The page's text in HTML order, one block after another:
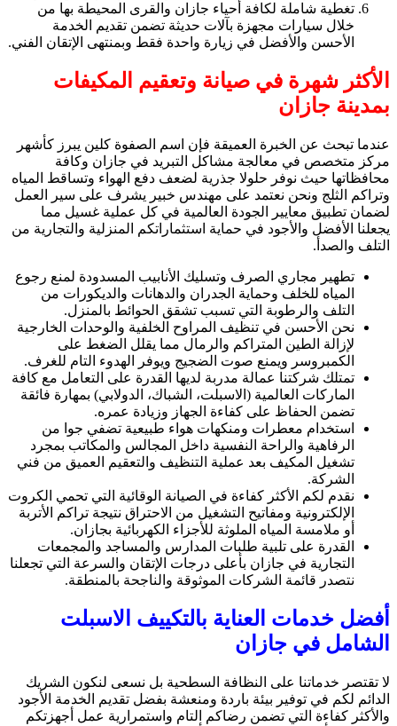
تغطية شاملة لكافة أحياء جازان والقرى المحيطة بها من
خلال سيارات مجهزة بآلات حديثة تضمن تقديم الخدمة
الأحسن والأفضل في زيارة واحدة فقط وبمنتهى الإتقان الفني.
الأكثر شهرة في صيانة وتعقيم المكيفات
بمدينة جازان
عندما تبحث عن الخبرة العميقة فإن اسم الصفوة كلين يبرز كأشهر
مركز متخصص في معالجة مشاكل التبريد في جازان وكافة
محافظاتها حيث نوفر حلولا جذرية لضعف دفع الهواء وتساقط المياه
وتراكم الثلج ونحن نعتمد على مهندس خبير يشرف على سير العمل
لضمان تطبيق معايير الجودة العالمية في كل عملية غسيل مما
يجعلنا الأفضل والأجود في حماية استثماراتكم المنزلية والتجارية من
التلف والصدأ.
تطهير مجاري الصرف وتسليك الأنابيب المسدودة لمنع رجوع
المياه للخلف وحماية الجدران والدهانات والديكورات من
التلف والرطوبة التي تسبب تشقق الحوائط بالمنزل.
نحن الأحسن في تنظيف المراوح الخلفية والوحدات الخارجية
لإزالة الطين المتراكم والرمال مما يقلل الضغط على
الكمبروسر ويمنع صوت الضجيج ويوفر الهدوء التام للغرف.
تمتلك شركتنا عمالة مدربة لديها القدرة على التعامل مع كافة
الماركات العالمية (الاسبلت، الشباك، الدولابي) بمهارة فائقة
تضمن الحفاظ على كفاءة الجهاز وزيادة عمره.
استخدام معطرات ومنكهات هواء طبيعية تضفي جوا من
الرفاهية والراحة النفسية داخل المجالس والمكاتب بمجرد
تشغيل المكيف بعد عملية التنظيف والتعقيم العميق من فني
الشركة.
نقدم لكم الأكثر كفاءة في الصيانة الوقائية التي تحمي الكروت
الإلكترونية ومفاتيح التشغيل من الاحتراق نتيجة تراكم الأتربة
أو ملامسة المياه الملوثة للأجزاء الكهربائية بجازان.
القدرة على تلبية طلبات المدارس والمساجد والمجمعات
التجارية في جازان بأعلى درجات الإتقان والسرعة التي تجعلنا
نتصدر قائمة الشركات الموثوقة والناجحة بالمنطقة.
أفضل خدمات العناية بالتكييف الاسبلت
الشامل في جازان
لا تقتصر خدماتنا على النظافة السطحية بل نسعى لنكون الشريك
الدائم لكم في توفير بيئة باردة ومنعشة بفضل تقديم الخدمة الأجود
والأكثر كفاءة التي تضمن رضاكم التام واستمرارية عمل أجهزتكم